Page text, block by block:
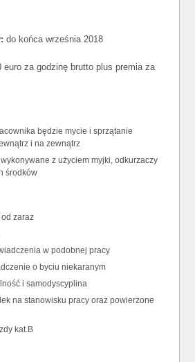
do końca września 2018
euro za godzinę brutto plus premia za
będzie mycie i sprzątanie
i na zewnątrz
z użyciem myjki, odkurzaczy
środków
zaraz
w podobnej pracy
o byciu niekaranym
i samodyscyplina
na stanowisku pracy oraz powierzone
kat.B